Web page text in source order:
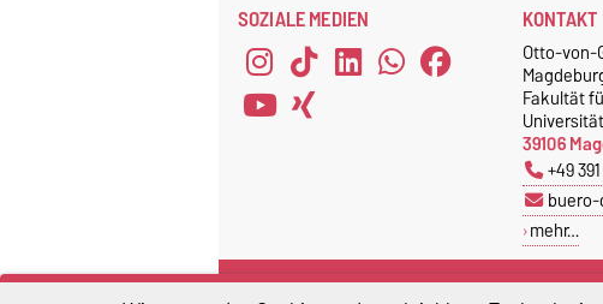
SOZIALE MEDIEN KONTAKT
Otto-
Fakultät
39106
+49
mehr…
CHE HOCHSCHULRANKING DEKANAT